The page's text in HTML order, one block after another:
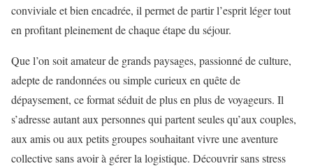
conviviale et bien encadrée, il permet de partir l’esprit léger tout
en profitant pleinement de chaque étape du séjour.
Que l’on soit amateur de grands paysages, passionné de culture,
adepte de randonnées ou simple curieux en quête de
dépaysement, ce format séduit de plus en plus de voyageurs. Il
s’adresse autant aux personnes qui partent seules qu’aux couples,
aux amis ou aux petits groupes souhaitant vivre une aventure
collective sans avoir à gérer la logistique. Découvrir sans stress